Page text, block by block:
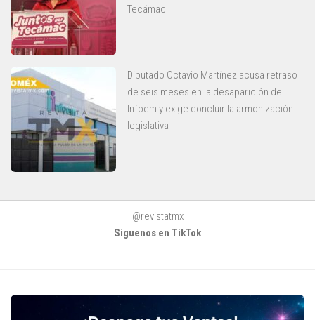
Tecámac
Diputado Octavio Martínez acusa retraso
de seis meses en la desaparición del
Infoem y exige concluir la armonización
legislativa
@revistatmx
Siguenos en TikTok